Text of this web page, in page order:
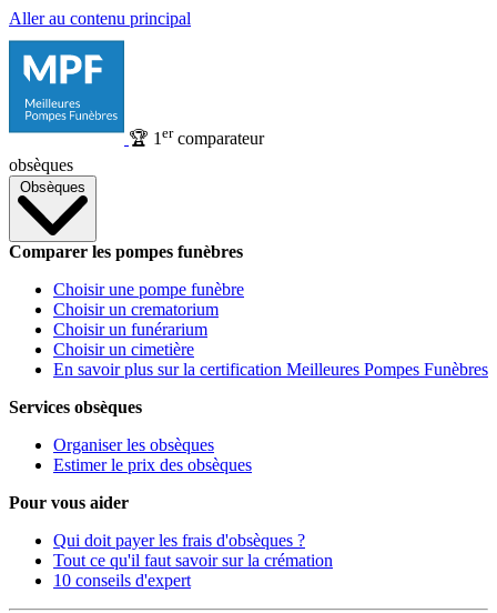
Aller au contenu principal
🏆 1 ercomparateur
obsèques
Obsèques
Comparer les pompes funèbres
Choisir une pompe funèbre
Choisir un crematorium
Choisir un funérarium
Choisir un cimetière
En savoir plus sur la certification Meilleures Pompes Funèbres
Services obsèques
Organiser les obsèques
Estimer le prix des obsèques
Pour vous aider
Qui doit payer les frais d'obsèques ?
Tout ce qu'il faut savoir sur la crémation
10 conseils d'expert